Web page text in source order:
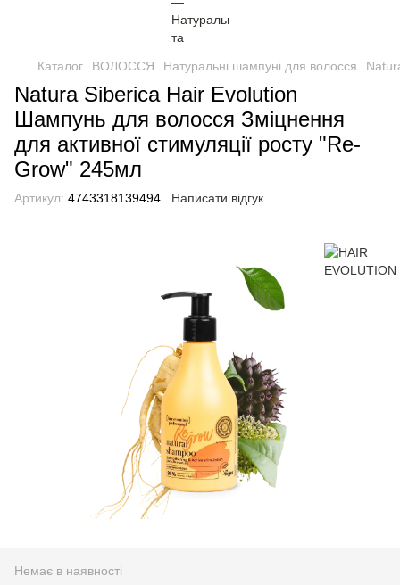
Каталог ВОЛОССЯ Натуральні шампуні для волосся
Natura Siberica Hair Evolution
Шампунь для волосся Зміцнення
для активної стимуляції росту "Re-
Grow" 245мл
Артикул: 4743318139494 Написати відгук
Немає в наявності